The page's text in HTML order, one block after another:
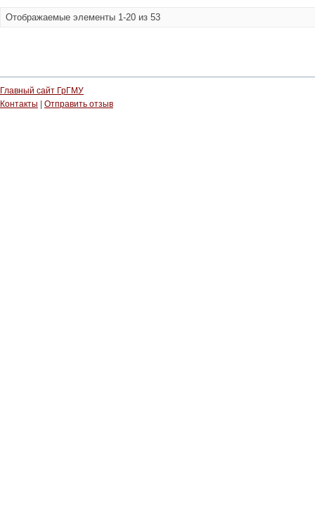
Отображаемые элементы 1-20 из 53
Главный сайт ГрГМУ
Контакты | Отправить отзыв